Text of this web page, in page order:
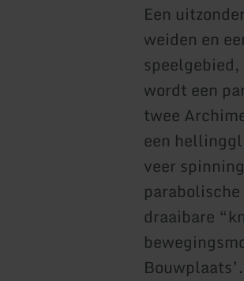
Een
weiden en
wordt een
twee
een
veer
draaibare
Bouwplaats’.